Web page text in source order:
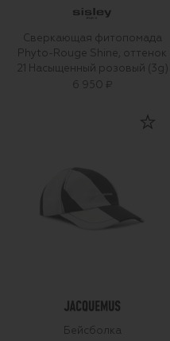
Сверкающая фитопомада
Phyto-Rouge Shine, оттенок
21 Насыщенный розовый (3g)
6 950 ₽
Бейсболка